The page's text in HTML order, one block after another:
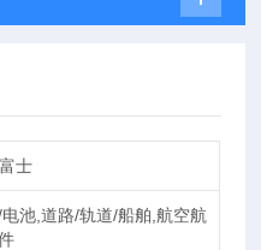
士
池,道路/轨道/船舶,航空航